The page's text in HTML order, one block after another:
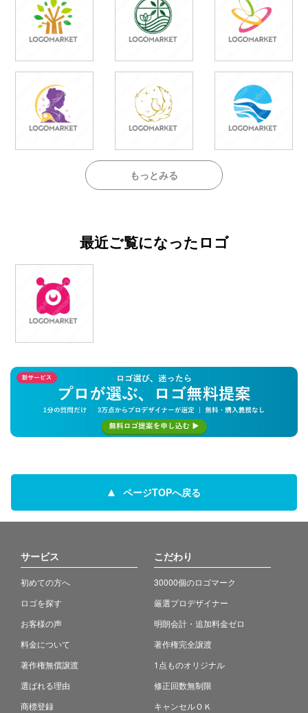
もっとみる
最近ご覧になったロゴ
ページTOPへ戻る
サービス
初めての方へ
ロゴを探す
お客様の声
料金について
著作権無償譲渡
選ばれる理由
商標登録
こだわり
30000個のロゴマーク
厳選プロデザイナー
明朗会計・追加料金ゼロ
著作権完全譲渡
1点ものオリジナル
修正回数無制限
キャンセルＯＫ